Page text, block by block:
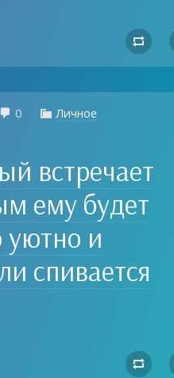

 0  Личное
встречает
ему будет
уютно и
спивается
